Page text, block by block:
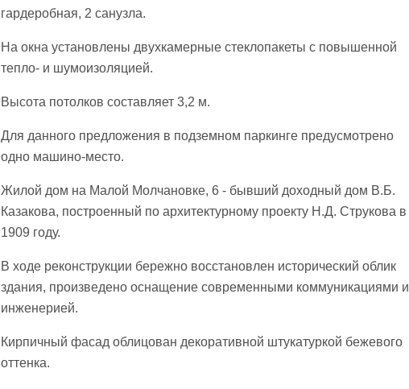
гардеробная, 2 санузла.
На окна установлены двухкамерные стеклопакеты с повышенной
тепло- и шумоизоляцией.
Высота потолков составляет 3,2 м.
Для данного предложения в подземном паркинге предусмотрено
одно машино-место.
Жилой дом на Малой Молчановке, 6 - бывший доходный дом В.Б.
Казакова, построенный по архитектурному проекту Н.Д. Струкова в
1909 году.
В ходе реконструкции бережно восстановлен исторический облик
здания, произведено оснащение современными коммуникациями и
инженерией.
Кирпичный фасад облицован декоративной штукатуркой бежевого
оттенка.